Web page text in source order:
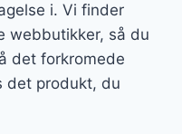
i. Vi finder
webbutikker, så du
det forkromede
det produkt, du